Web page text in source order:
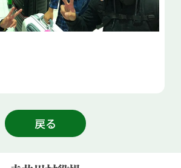
戻る